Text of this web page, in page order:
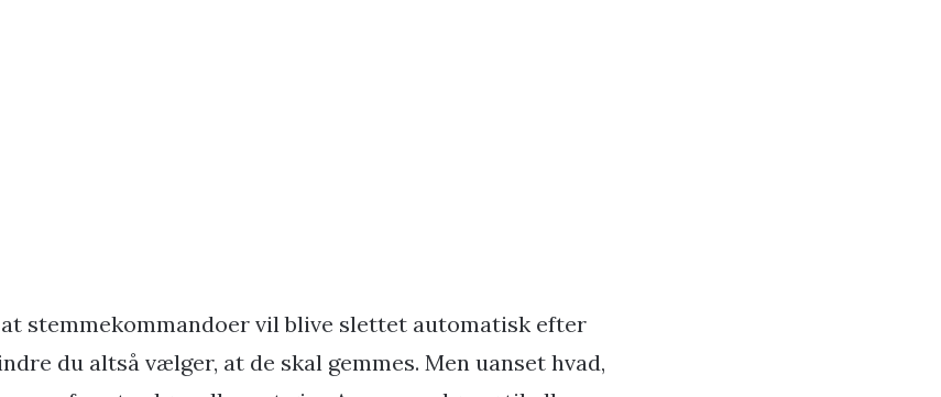
at stemmekommandoer vil blive slettet automatisk efter
du altså vælger, at de skal gemmes. Men uanset hvad,